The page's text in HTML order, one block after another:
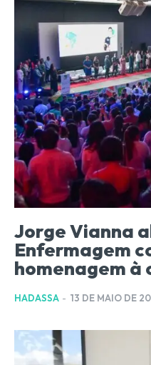
Jorge Vianna
Enfermagem
homenagem
HADASSA - 13 DE MAIO DE